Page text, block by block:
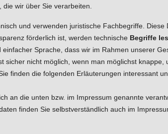
wir über Sie verarbeiten.
und verwenden juristische Fachbegriffe.
förderlich ist, werden technische Begriffe
Sprache, dass wir im Rahmen unserer
sicher nicht möglich, wenn man möglichst
finden die folgenden Erläuterungen interessant
an die unten bzw. im Impressum genannte
finden Sie selbstverständlich auch im